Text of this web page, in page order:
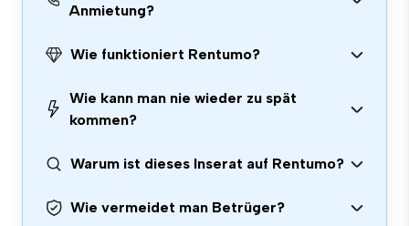
Anmietung?
Wie funktioniert Rentumo?
Wie kann man nie wieder zu spät
kommen?
Warum ist dieses Inserat auf Rentumo?
Wie vermeidet man Betrüger?